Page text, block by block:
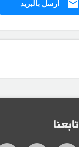
أرسل بالبريد
تابعنا